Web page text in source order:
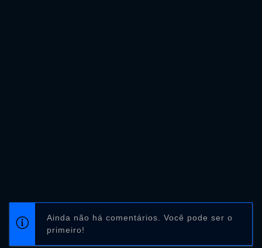
Ainda não há comentários. Você pode ser o
primeiro!